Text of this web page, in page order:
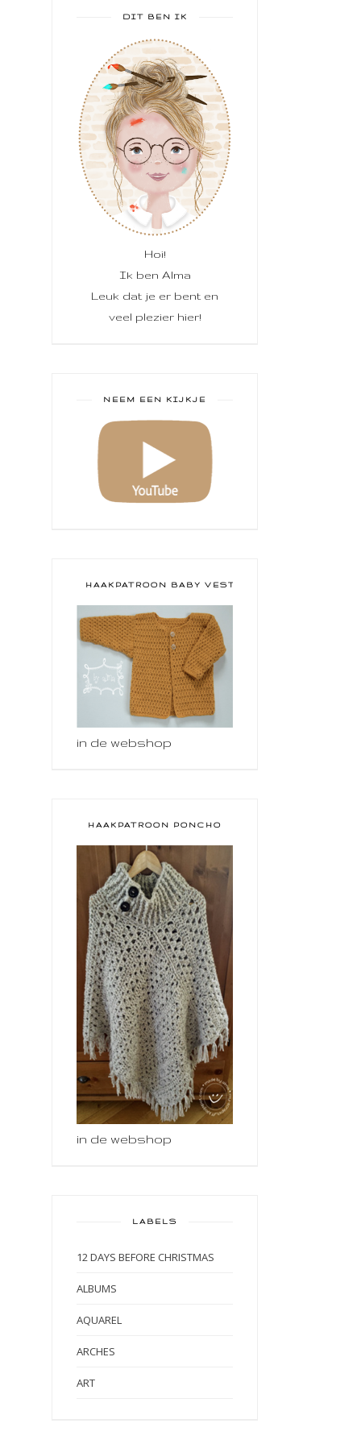
DIT BEN IK
Hoi!
Ik ben Alma
Leuk dat je er bent en
veel plezier hier!
NEEM EEN KIJKJE
HAAKPATROON BABY VESTJE
in de webshop
HAAKPATROON PONCHO
in de webshop
LABELS
12 DAYS BEFORE CHRISTMAS
ALBUMS
AQUAREL
ARCHES
ART